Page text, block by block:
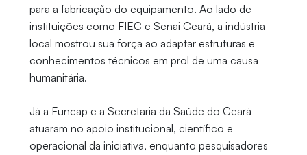
para a fabricação do equipamento. Ao lado de
instituições como FIEC e Senai Ceará, a indústria
local mostrou sua força ao adaptar estruturas e
conhecimentos técnicos em prol de uma causa
humanitária.
Já a Funcap e a Secretaria da Saúde do Ceará
atuaram no apoio institucional, científico e
operacional da iniciativa, enquanto pesquisadores